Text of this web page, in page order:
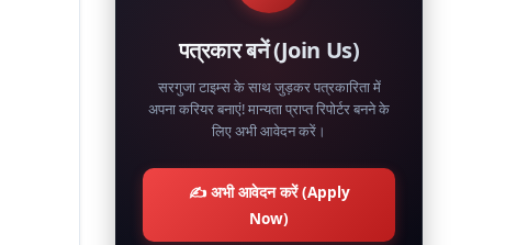
पत्रकार बनें (Join Us)
सरगुजा टाइम्स के साथ जुड़कर पत्रकारिता में
अपना करियर बनाएं! मान्यता प्राप्त रिपोर्टर बनने के
लिए अभी आवेदन करें।
✍️ अभी आवेदन करें (Apply
Now)